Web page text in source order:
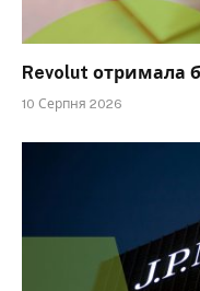
Revolut отримала
10 Серпня 2026